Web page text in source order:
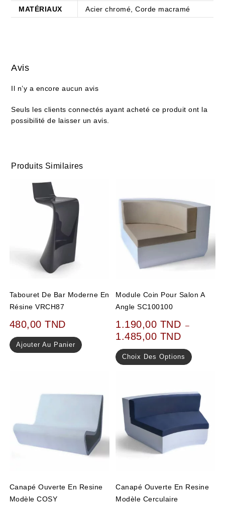
MATÉRIAUX Acier chromé, Corde macramé
Avis
Il n’y a encore aucun avis
Seuls les clients connectés ayant acheté ce produit ont la
possibilité de laisser un avis.
Produits Similaires
Tabouret De Bar Moderne En
Résine VRCH87
480,00TND
Ajouter Au Panier
Module Coin Pour Salon A
Angle SC100100
1.190,00 TND –
1.485,00 TND
Choix Des Options
Canapé Ouverte En Resine
Modèle COSY
Canapé Ouverte En Resine
Modèle Cerculaire